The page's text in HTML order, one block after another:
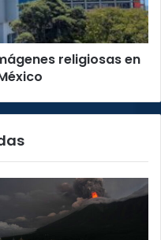
religiosas en